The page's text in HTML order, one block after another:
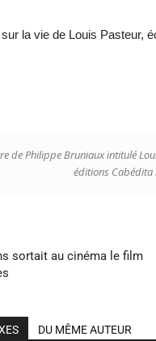
la vie de Louis Pasteur,
de Philippe Bruniaux intitulé
éditions Cabédita
sortait au cinéma le film
DU MÊME AUTEUR